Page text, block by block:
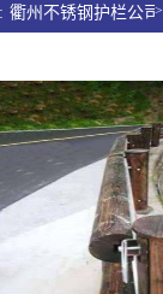
衢州不锈钢护栏公司
>